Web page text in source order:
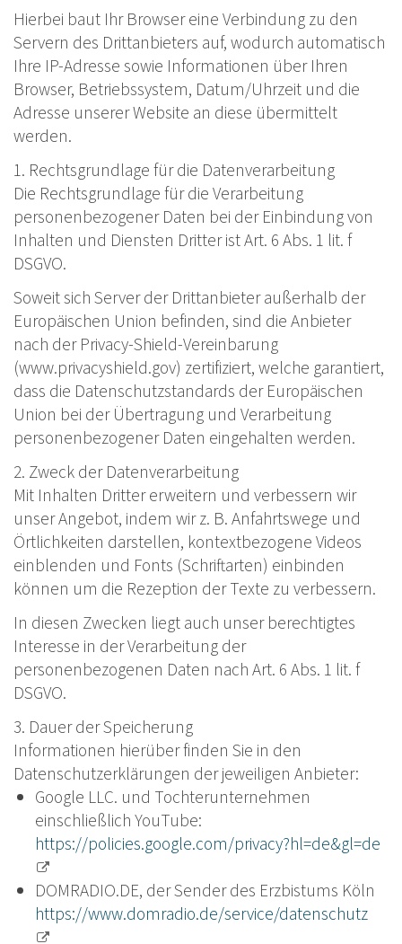
Hierbei baut Ihr Browser eine Verbindung zu den
Servern des Drittanbieters auf, wodurch automatisch
Ihre IP-Adresse sowie Informationen über Ihren
Browser, Betriebssystem, Datum/Uhrzeit und die
Adresse unserer Website an diese übermittelt
werden.
1. Rechtsgrundlage für die Datenverarbeitung
Die Rechtsgrundlage für die Verarbeitung
personenbezogener Daten bei der Einbindung von
Inhalten und Diensten Dritter ist Art. 6 Abs. 1 lit. f
DSGVO.
Soweit sich Server der Drittanbieter außerhalb der
Europäischen Union befinden, sind die Anbieter
nach der Privacy-Shield-Vereinbarung
(www.privacyshield.gov) zertifiziert, welche garantiert,
dass die Datenschutzstandards der Europäischen
Union bei der Übertragung und Verarbeitung
personenbezogener Daten eingehalten werden.
2. Zweck der Datenverarbeitung
Mit Inhalten Dritter erweitern und verbessern wir
unser Angebot, indem wir z. B. Anfahrtswege und
Örtlichkeiten darstellen, kontextbezogene Videos
einblenden und Fonts (Schriftarten) einbinden
können um die Rezeption der Texte zu verbessern.
In diesen Zwecken liegt auch unser berechtigtes
Interesse in der Verarbeitung der
personenbezogenen Daten nach Art. 6 Abs. 1 lit. f
DSGVO.
3. Dauer der Speicherung
Informationen hierüber finden Sie in den
Datenschutzerklärungen der jeweiligen Anbieter:
Google LLC. und Tochterunternehmen
einschließlich YouTube:
https://policies.google.com/privacy?hl=de&gl=de
DOMRADIO.DE, der Sender des Erzbistums Köln
https://www.domradio.de/service/datenschutz